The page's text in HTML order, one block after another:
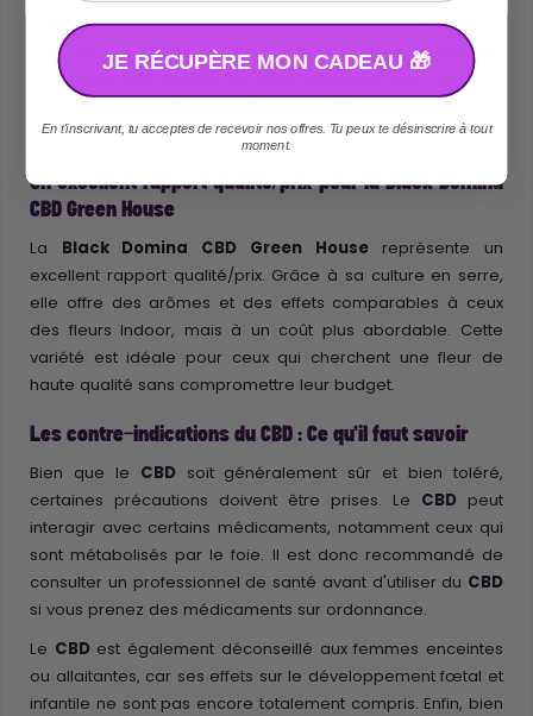
réduirel'anxiété et le stress, tout enaméliorant le sommeil
chez les personnes souffrant de troubles du sommeil. Ces
propriétés font du
un choix populaire pour ceux qui
cherchent à se détendre sans les effets secondaires
associés au THC.
Un excellent rapport qualité/prix pour la Black Domina
CBD Green House
La Black Domina CBD Green Housereprésente un
excellent rapport qualité/prix. Grâce à sa culture en serre,
elle offre des arômes et des effets comparables à ceux
des fleurs Indoor, mais à un coût plus abordable. Cette
variété est idéale pour ceux qui cherchent une fleur de
haute qualité sans compromettre leur budget.
Les contre-indications du CBD : Ce qu'il faut savoir
Bien que le CBDsoit généralement sûr et bien toléré,
certaines précautions doivent être prises. Le CBD peut
interagir avec certains médicaments, notamment ceux qui
sont métabolisés par le foie. Il est donc recommandé de
consulter un professionnel de santé avant d'utiliser du CBD
si vous prenez des médicaments sur ordonnance.
Le CBDest également déconseillé aux femmes enceintes
ou allaitantes, car ses effets sur le développement fœtal et
infantile ne sont pas encore totalement compris. Enfin, bien
JE RÉCUPÈRE MON CADEAU 🎁
En t'inscrivant, tu acceptes de recevoir nos offres. Tu peux te désinscrire à tout
moment.